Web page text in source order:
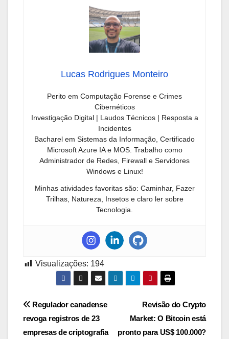
Lucas Rodrigues Monteiro
Perito em Computação Forense e Crimes
Cibernéticos
Investigação Digital | Laudos Técnicos | Resposta a
Incidentes
Bacharel em Sistemas da Informação, Certificado
Microsoft Azure IA e MOS. Trabalho como
Administrador de Redes, Firewall e Servidores
Windows e Linux!
Minhas atividades favoritas são: Caminhar, Fazer
Trilhas, Natureza, Insetos e claro ler sobre
Tecnologia.
Visualizações: 194
Navegação
de
Revisão do Crypto
Market: O Bitcoin está
pronto para US$ 100.000?
Regulador canadense
revoga registros de 23
empresas de criptografia